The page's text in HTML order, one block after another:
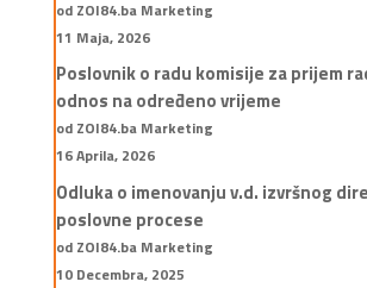
od ZOI84.ba Marketing
11 Maja, 2026
Poslovnik o radu komisije za prijem
odnos na određeno vrijeme
od ZOI84.ba Marketing
16 Aprila, 2026
Odluka o imenovanju v.d. izvršnog
poslovne procese
od ZOI84.ba Marketing
10 Decembra, 2025